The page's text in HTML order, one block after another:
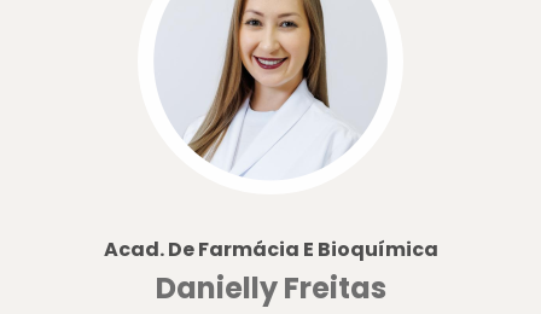
Acad. De Farmácia E Bioquímica
Danielly Freitas